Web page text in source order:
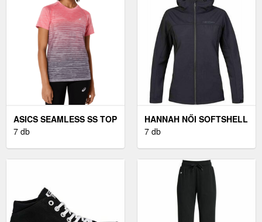
ASICS SEAMLESS SS TOP
- NŐI FUTÓPÓLÓ
7 db
HANNAH NŐI SOFTSHELL
KABÁT NŐI SOFTSHELL
7 db